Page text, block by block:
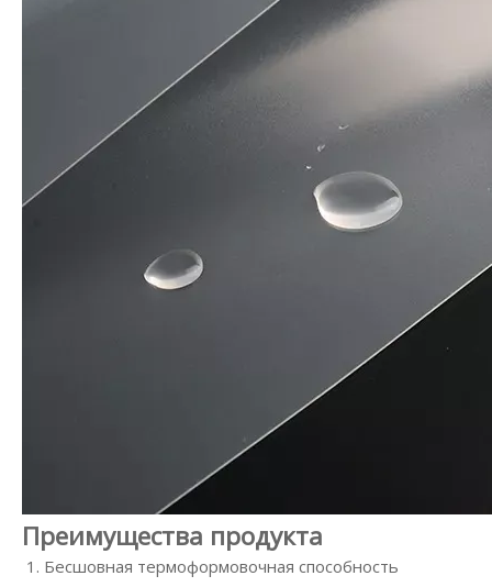
Преимущества продукта
Бесшовная термоформовочная способность